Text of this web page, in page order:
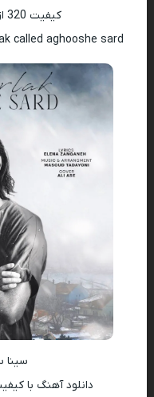
کیفیت 320 از رسانه ی
called aghooshe sard
دانلود آهنگ با